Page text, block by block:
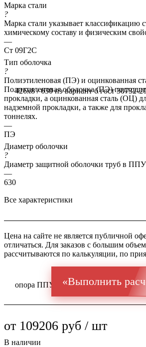
426x8 / 630 пэ вариант б гост 30732-
опора ППУ ГОСТ 20295 Ст 09Г2С
Марка стали
?
Марка стали указывает классификацию
химическому составу и физическим
—
Ст 09Г2С
Тип оболочка
?
Полиэтиленовая (ПЭ) и оцинкованная
Полиэтиленовая оболочка (ПЭ)
прокладки, а оцинкованная сталь (ОЦ)
надземной прокладки, а также для
тоннелях.
—
ПЭ
Диаметр оболочки
?
Диаметр защитной оболочки труб в
—
630
Все характеристики
Цена на сайте не является публичной
отличаться. Для заказов с большим
рассчитываются по калькуляции, по
«Выполнить
от 109206 руб / шт
В наличии